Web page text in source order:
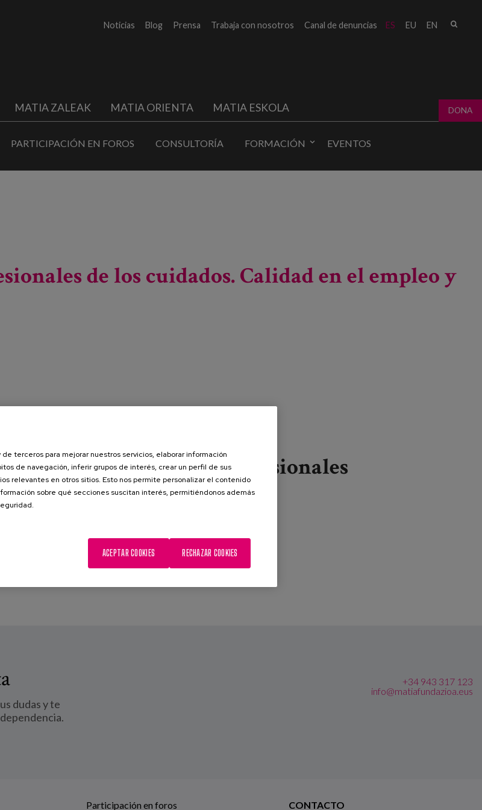
ES EU EN
Noticias Blog Prensa Trabaja con nosotros Canal de denuncias
MATIA ZALEAK MATIA ORIENTA MATIA ESKOLA DONA
PARTICIPACIÓN EN FOROS CONSULTORÍA FORMACIÓN EVENTOS
de los cuidados. Calidad en el empleo y
Complutense de Madrid
del sector, en los ámbitos nacional
la profesionalización del sector y
así las políticas públicas hacia un
Profesionales
dudas y te
+34 943 317 123
info@matiafundazioa.eus
Participación en foros CONTACTO
terceros para mejorar nuestros servicios, elaborar información
de navegación, inferir grupos de interés, crear un perfil de sus
relevantes en otros sitios. Esto nos permite personalizar el contenido
sobre qué secciones suscitan interés, permitiéndonos además
RECHAZAR COOKIES
ACEPTAR COOKIES